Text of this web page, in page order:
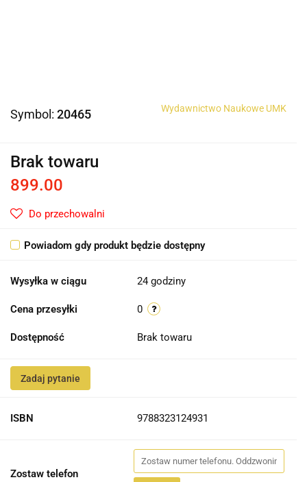
Symbol: 20465 Wydawnictwo Naukowe UMK
Brak towaru
899.00
Do przechowalni
Powiadom gdy produkt będzie dostępny
Wysyłka w ciągu 24 godziny
Cena przesyłki 0
Dostępność Brak towaru
Zadaj pytanie
ISBN 9788323124931
Zostaw telefon